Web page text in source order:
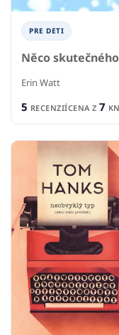
PRE DETI
Něco skutečného
Erin Watt
5 RECENZIÍCENA Z 7